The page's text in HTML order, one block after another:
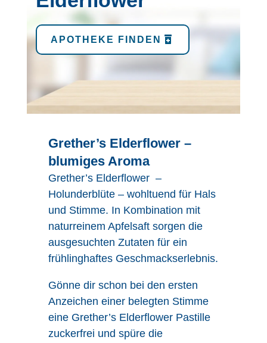
APOTHEKE FINDEN
Grether’s Elderflower –
blumiges Aroma
Grether’s Elderflower –
Holunderblüte – wohltuend für Hals
und Stimme. In Kombination mit
naturreinem Apfelsaft sorgen die
ausgesuchten Zutaten für ein
frühlinghaftes Geschmackserlebnis.
Gönne dir schon bei den ersten
Anzeichen einer belegten Stimme
eine Grether’s Elderflower Pastille
zuckerfrei und spüre die